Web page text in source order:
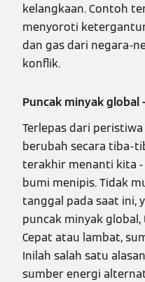
kelangkaan. Contoh
menyoroti
dan gas dari negara-
konflik.
Puncak minyak
Terlepas dari
berubah secara tiba-
terakhir menanti kita
bumi menipis. Tidak
tanggal pada saat ini,
puncak minyak
Cepat atau lambat,
Inilah salah satu
sumber energi